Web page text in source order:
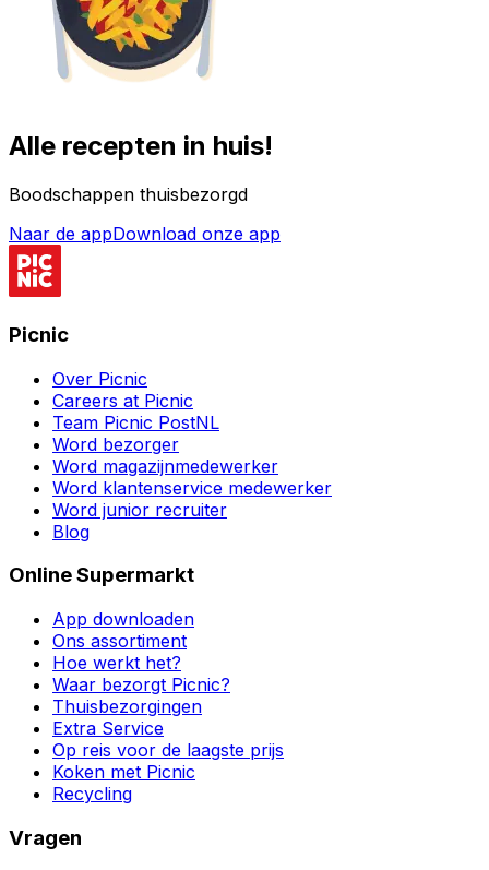
Alle recepten in huis!
Boodschappen thuisbezorgd
Naar de appDownload onze app
Picnic
Over Picnic
Careers at Picnic
Team Picnic PostNL
Word bezorger
Word magazijnmedewerker
Word klantenservice medewerker
Word junior recruiter
Blog
Online Supermarkt
App downloaden
Ons assortiment
Hoe werkt het?
Waar bezorgt Picnic?
Thuisbezorgingen
Extra Service
Op reis voor de laagste prijs
Koken met Picnic
Recycling
Vragen